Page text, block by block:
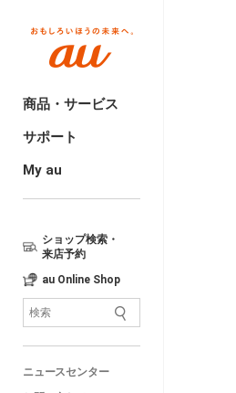
商品・サービス
サポート
My au
ショップ検索・
来店予約
au Online Shop
ニュースセンター